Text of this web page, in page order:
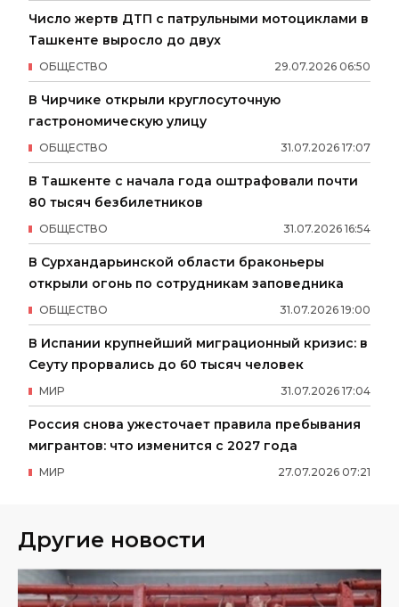
Число жертв ДТП с патрульными мотоциклами в
Ташкенте выросло до двух
29.07.2026 06:50
ОБЩЕСТВО
В Чирчике открыли круглосуточную
гастрономическую улицу
31.07.2026 17:07
ОБЩЕСТВО
В Ташкенте с начала года оштрафовали почти
80 тысяч безбилетников
31.07.2026 16:54
ОБЩЕСТВО
В Сурхандарьинской области браконьеры
открыли огонь по сотрудникам заповедника
31.07.2026 19:00
ОБЩЕСТВО
В Испании крупнейший миграционный кризис: в
Сеуту прорвались до 60 тысяч человек
31.07.2026 17:04
МИР
Россия снова ужесточает правила пребывания
мигрантов: что изменится с 2027 года
27.07.2026 07:21
МИР
Другие новости